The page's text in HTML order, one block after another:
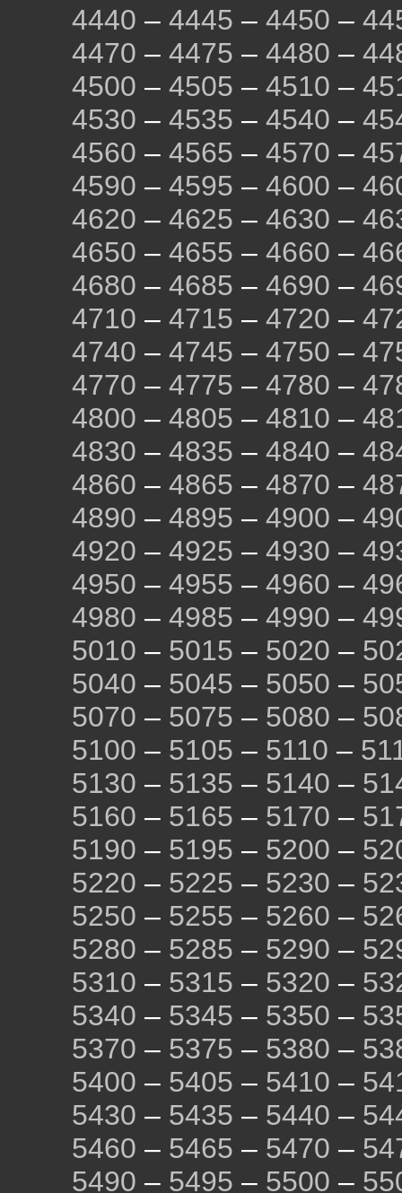
4440 – 4445 – 4450 –
4470 – 4475 – 4480 –
4500 – 4505 – 4510 –
4530 – 4535 – 4540 –
4560 – 4565 – 4570 –
4590 – 4595 – 4600 –
4620 – 4625 – 4630 –
4650 – 4655 – 4660 –
4680 – 4685 – 4690 –
4710 – 4715 – 4720 –
4740 – 4745 – 4750 –
4770 – 4775 – 4780 –
4800 – 4805 – 4810 –
4830 – 4835 – 4840 –
4860 – 4865 – 4870 –
4890 – 4895 – 4900 –
4920 – 4925 – 4930 –
4950 – 4955 – 4960 –
4980 – 4985 – 4990 –
5010 – 5015 – 5020 –
5040 – 5045 – 5050 –
5070 – 5075 – 5080 –
5100 – 5105 – 5110 –
5130 – 5135 – 5140 –
5160 – 5165 – 5170 –
5190 – 5195 – 5200 –
5220 – 5225 – 5230 –
5250 – 5255 – 5260 –
5280 – 5285 – 5290 –
5310 – 5315 – 5320 –
5340 – 5345 – 5350 –
5370 – 5375 – 5380 –
5400 – 5405 – 5410 –
5430 – 5435 – 5440 –
5460 – 5465 – 5470 –
5490 – 5495 – 5500 –